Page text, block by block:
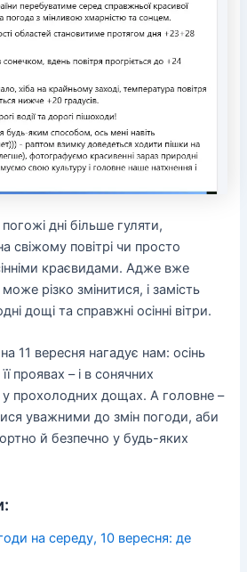
дні більше гуляти,
свіжому повітрі чи просто
краєвидами. Адже вже
різко змінитися, і замість
дощі та справжні осінні вітри.
11 вересня нагадує нам: осінь
проявах – і в сонячних
у прохолодних дощах. А головне –
уважними до змін погоди, аби
й безпечно у будь-яких
на середу, 10 вересня: де